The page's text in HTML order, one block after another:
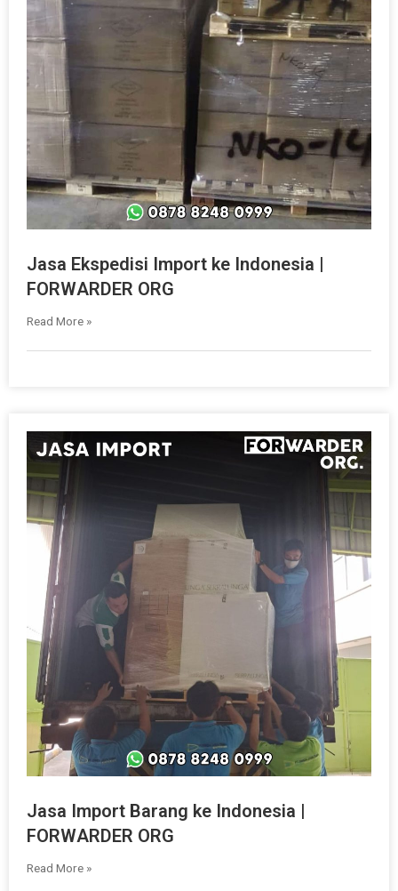
Jasa Ekspedisi Import ke Indonesia |
FORWARDER ORG
Read More »
Jasa Import Barang ke Indonesia |
FORWARDER ORG
Read More »